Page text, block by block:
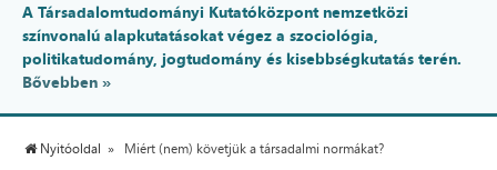
A Társadalomtudományi Kutatóközpont nemzetközi
színvonalú alapkutatásokat végez a szociológia,
politikatudomány, jogtudomány és kisebbségkutatás terén.
Bővebben »
Nyitóoldal Miért (nem) követjük a társadalmi normákat?